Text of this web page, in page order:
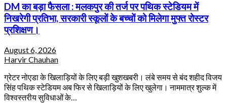
DM का बड़ा फैसला : मलकपुर की तर्ज पर पथिक स्टेडियम में
निखरेगी प्रतिभा, सरकारी स्कूलों के बच्चों को मिलेगा मुफ्त रोस्टर
प्रशिक्षण।
August 6, 2026
Harvir Chauhan
ग्रेटर नोएडा के खिलाड़ियों के लिए बड़ी खुशखबरी। लंबे समय से बंद शहीद विजय
सिंह पथिक स्टेडियम अब फिर से खिलाड़ियों के लिए खुलेगा। नाममात्र शुल्क में
विश्वस्तरीय सुविधाओं के…